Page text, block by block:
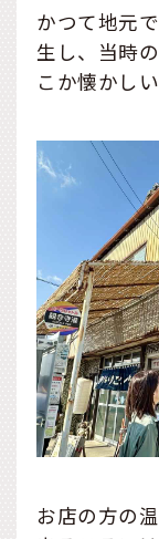
かつて地元
生し、当時
こか懐かし
お店の方の